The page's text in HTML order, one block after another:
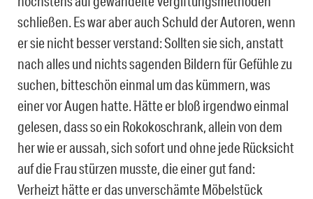
schließen. Es war aber auch Schuld der Autoren, wenn
er sie nicht besser verstand: Sollten sie sich, anstatt
nach alles und nichts sagenden Bildern für Gefühle zu
suchen, bitteschön einmal um das kümmern, was
einer vor Augen hatte. Hätte er bloß irgendwo einmal
gelesen, dass so ein Rokokoschrank, allein von dem
her wie er aussah, sich sofort und ohne jede Rücksicht
auf die Frau stürzen musste, die einer gut fand:
Verheizt hätte er das unverschämte Möbelstück